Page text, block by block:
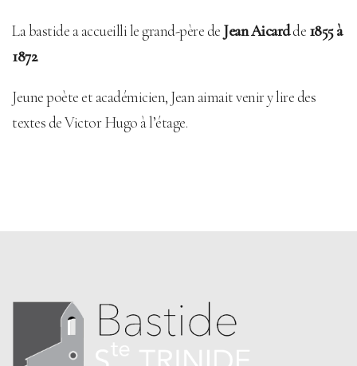
La bastide a accueilli le grand-père de Jean Aicardde 1855 à
1872.
Jeune poète et académicien, Jean aimait venir y lire des
textes de Victor Hugo à l’étage.